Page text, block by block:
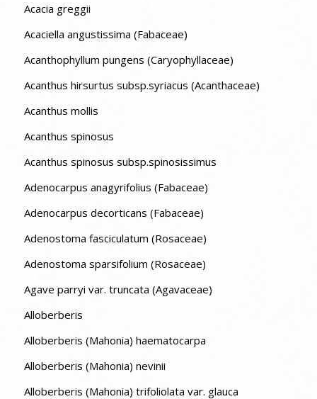
Acacia greggii
Acaciella angustissima (Fabaceae)
Acanthophyllum pungens (Caryophyllaceae)
Acanthus hirsurtus subsp.syriacus (Acanthaceae)
Acanthus mollis
Acanthus spinosus
Acanthus spinosus subsp.spinosissimus
Adenocarpus anagyrifolius (Fabaceae)
Adenocarpus decorticans (Fabaceae)
Adenostoma fasciculatum (Rosaceae)
Adenostoma sparsifolium (Rosaceae)
Agave parryi var. truncata (Agavaceae)
Alloberberis
Alloberberis (Mahonia) haematocarpa
Alloberberis (Mahonia) nevinii
Alloberberis (Mahonia) trifoliolata var. glauca